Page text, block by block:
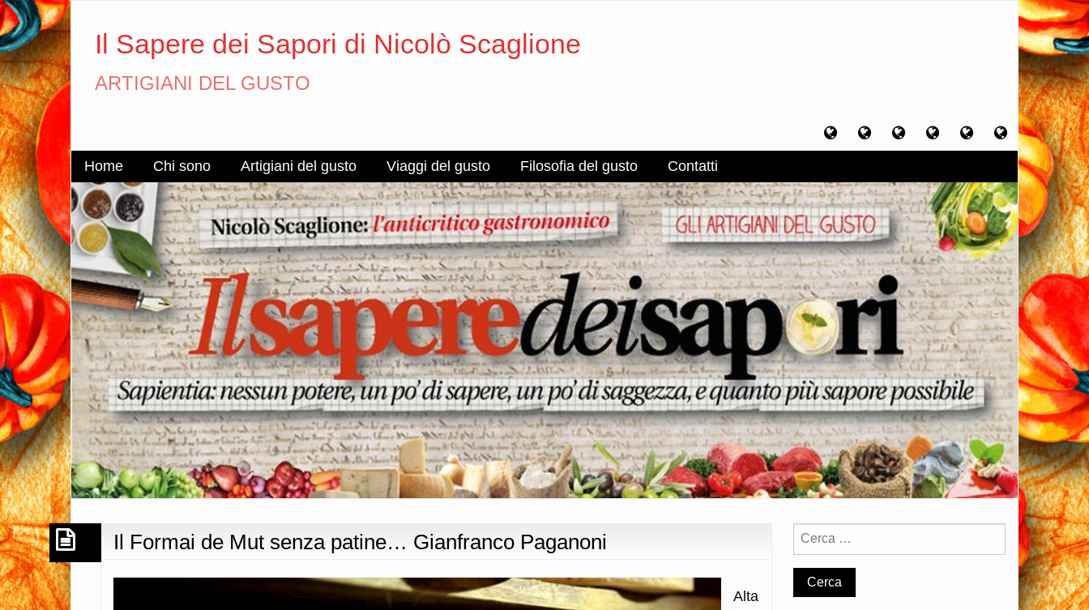
Il Sapere dei Sapori di Nicolò Scaglione
ARTIGIANI DEL GUSTO
Home Chi
sono
Artigiani
del
Viaggi
del
Filosofia
del
Contatti
Home Chi sono Artigiani del gusto Viaggi del gusto Filosofia del gusto Contatti
Il Formai de Mut senza patine… Gianfranco Paganoni
Alta